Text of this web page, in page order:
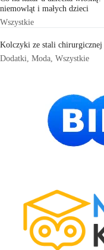
niemowląt i małych dzieci
Wszystkie
Kolczyki ze stali
Dodatki, Moda, Wszystkie